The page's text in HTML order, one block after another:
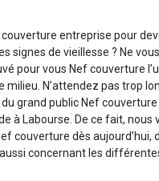
entreprise pour
signes de vieillesse ? Ne
pour vous Nef couverture
milieu. N’attendez pas trop
grand public Nef
à Labourse. De ce fait, nous
couverture dès aujourd’hui,
concernant les